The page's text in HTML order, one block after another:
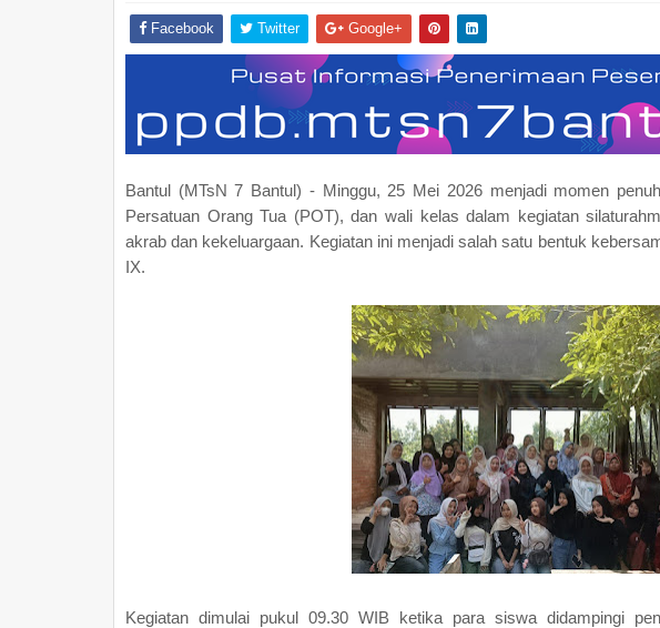
Facebook Twitter Google+
Bantul (MTsN 7 Bantul) - Minggu, 25 Mei 2026 menjadi momen
Persatuan Orang Tua (POT), dan wali kelas dalam kegiatan
akrab dan kekeluargaan. Kegiatan ini menjadi salah satu bentuk
IX.
Kegiatan dimulai pukul 09.30 WIB ketika para siswa didampingi